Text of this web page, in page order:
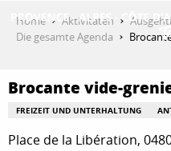
contenu
AKTIVITÄTEN
Home Aktivitäten
Die gesamte Agenda
Brocante vide-
FREIZEIT UND UNTERHALTUNG
Place de la Libération,